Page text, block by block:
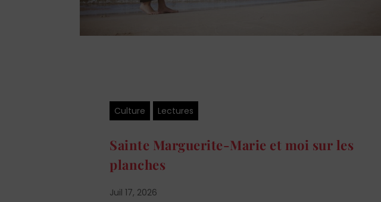
Culture Lectures
Sainte Marguerite-Marie et moi sur les
planches
Juil 17, 2026